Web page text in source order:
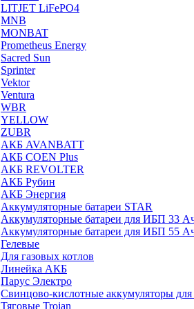
LITJET LiFePO4
MNB
MONBAT
Prometheus Energy
Sacred Sun
Sprinter
Vektor
Ventura
WBR
YELLOW
ZUBR
АКБ AVANBATT
АКБ COEN Plus
АКБ REVOLTER
АКБ Рубин
АКБ Энергия
Аккумуляторные батареи STAR
Аккумуляторные батареи для ИБП 33
Аккумуляторные батареи для ИБП 55
Гелевые
Для газовых котлов
Линейка АКБ
Парус Электро
Свинцово-кислотные аккумуляторы
Тяговые Trojan